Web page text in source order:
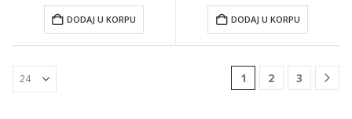
DODAJ U KORPU DODAJ U KORPU
1 2 3